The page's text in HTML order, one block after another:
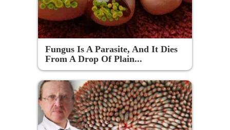
Fungus Is A Parasite, And It Dies
From A Drop Of Plain...